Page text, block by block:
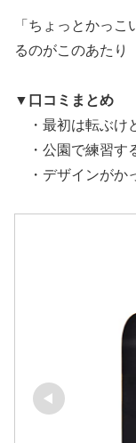
「ちょっとかっ
るのがこのあたり
▼ 口コミまとめ
・最初は転ぶけ
・公園で練習す
・デザインがか